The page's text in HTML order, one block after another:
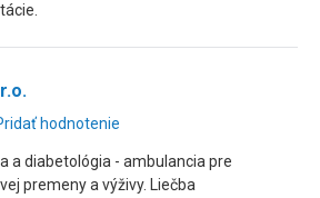
hodnotenie
a diabetológia - ambulancia pre
premeny a výživy. Liečba